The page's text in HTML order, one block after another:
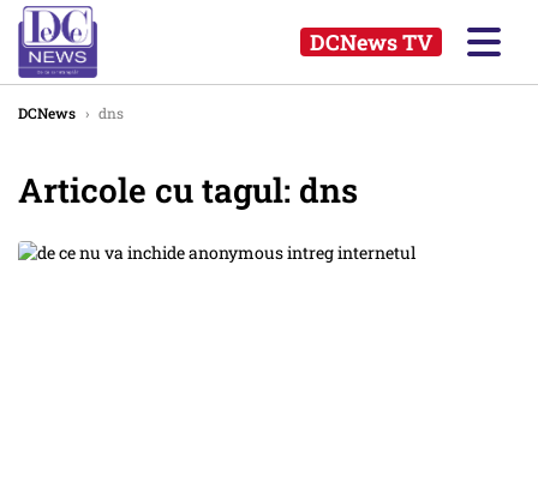
DCNews TV
DCNews › dns
Articole cu tagul: dns